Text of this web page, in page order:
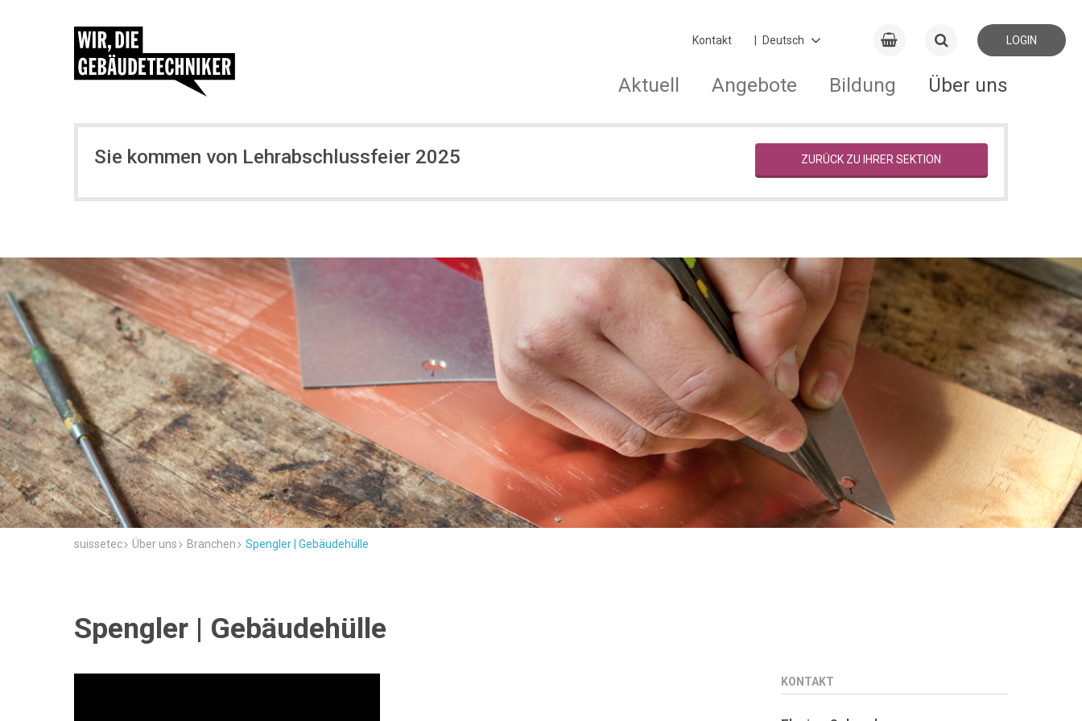
Kontakt LOGIN
Aktuell Angebote Bildung Über uns
Sie kommen von Lehrabschlussfeier 2025 ZURÜCK ZU IHRER SEKTION
suissetec Über uns Branchen Spengler | Gebäudehülle
Spengler | Gebäudehülle
KONTAKT